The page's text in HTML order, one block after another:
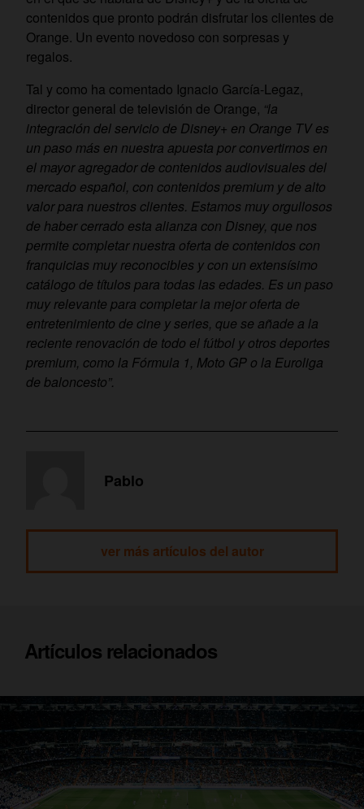
contenidos que pronto podrán disfrutar los clientes de
Orange. Un evento novedoso con sorpresas y
regalos.
Tal y como ha comentado Ignacio García-Legaz,
director general de televisión de Orange, “la
integración del servicio de Disney+ en Orange TV es
un paso más en nuestra apuesta por convertirnos en
el mayor agregador de contenidos audiovisuales del
mercado español, con contenidos premium y de alto
valor para nuestros clientes. Estamos muy orgullosos
de haber cerrado esta alianza con Disney, que nos
permite completar nuestra oferta de contenidos con
franquicias muy reconocibles y con un extensísimo
catálogo de títulos para todas las edades. Es un paso
muy relevante para completar la mejor oferta de
entretenimiento de cine y series, que se añade a la
reciente renovación de todo el fútbol y otros deportes
premium, como la Fórmula 1, Moto GP o la Euroliga
de baloncesto”.
Pablo
ver más artículos del autor
Artículos relacionados